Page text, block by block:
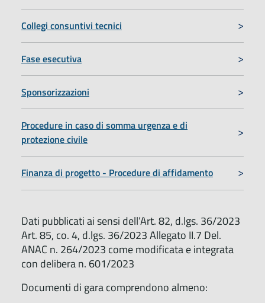
Collegi consuntivi tecnici
Fase esecutiva
Sponsorizzazioni
Procedure in caso di somma urgenza e di
protezione civile
Finanza di progetto - Procedure di affidamento
Dati pubblicati ai sensi dell’Art. 82, d.lgs. 36/2023
Art. 85, co. 4, d.lgs. 36/2023 Allegato II.7 Del.
ANAC n. 264/2023 come modificata e integrata
con delibera n. 601/2023
Documenti di gara comprendono almeno: